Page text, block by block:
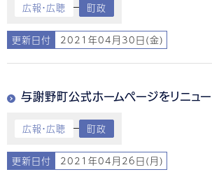
広報・広聴 町政
更新日付 2021年04月30日(金)
与謝野町公式ホームページをリニュ
広報・広聴 町政
更新日付 2021年04月26日(月)